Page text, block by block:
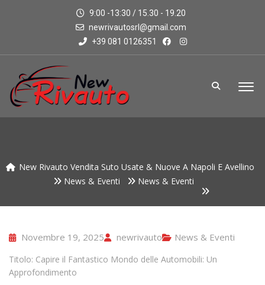
9:00 -13:30 / 15.30 - 19.20
newrivautosrl@gmail.com
+39 081 0126351
New Rivauto Vendita Suto Usate & Nuove A Napoli E Avellino
News & Eventi
News & Eventi
Novembre 19, 2025 newrivauto News & Eventi
Titolo: Capire il Fantastico Mondo delle Automobili: Un
Approfondimento